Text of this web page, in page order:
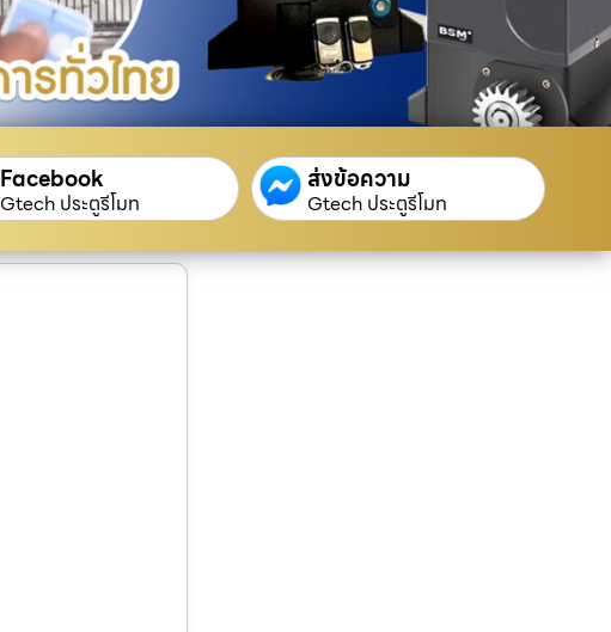
Facebook
Gtech ประตูรีโมท
ส่งข้อความ
Gtech ประตูรีโมท